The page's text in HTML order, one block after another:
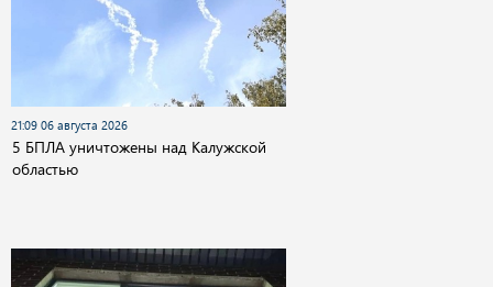
21:09 06 августа 2026
5 БПЛА уничтожены над Калужской
областью